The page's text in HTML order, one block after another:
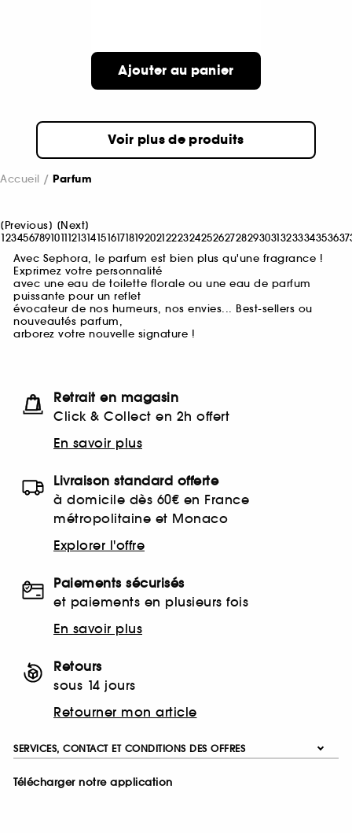
Ajouter au panier
Voir plus de produits
Accueil Parfum
[Previous] [Next]
12345678910111213141516171819202122232425262728293031323334353637
Avec Sephora, le parfum est bien plus qu'une fragrance !
Exprimez votre personnalité
avec une eau de toilette florale ou une eau de parfum
puissante pour un reflet
évocateur de nos humeurs, nos envies... Best-sellers ou
nouveautés parfum,
arborez votre nouvelle signature !
Retrait en magasin
Click & Collect en 2h offert
En savoir plus
Livraison standard offerte
à domicile dès 60€ en France
métropolitaine et Monaco
Explorer l'offre
Paiements sécurisés
et paiements en plusieurs fois
En savoir plus
Retours
sous 14 jours
Retourner mon article
SERVICES, CONTACT ET CONDITIONS DES OFFRES
Télécharger notre application